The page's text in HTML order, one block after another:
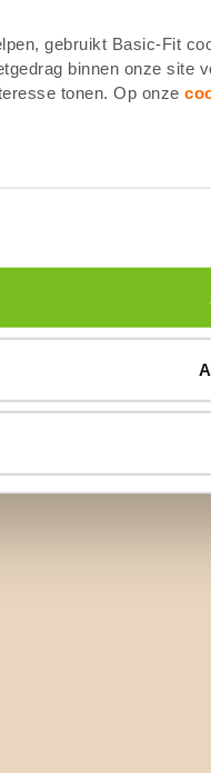
gebruikt Basic-Fit
binnen onze site
tonen. Op onze